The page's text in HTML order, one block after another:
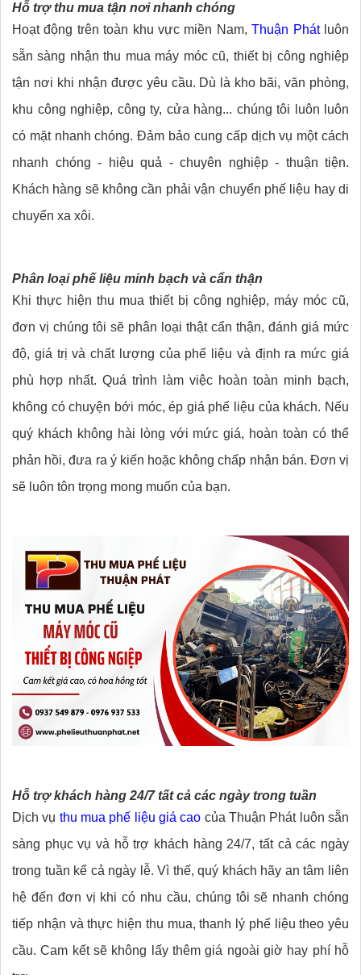
Hỗ trợ thu mua tận nơi nhanh chóng
Hoạt động trên toàn khu vực miền Nam,Thuận Phátluôn
sẵn sàng nhận thu mua máy móc cũ, thiết bị công nghiệp
tận nơi khi nhận được yêu cầu. Dù là kho bãi, văn phòng,
khu công nghiệp, công ty, cửa hàng... chúng tôi luôn luôn
có mặt nhanh chóng. Đảm bảo cung cấp dịch vụ một cách
nhanh chóng - hiệu quả - chuyên nghiệp - thuận tiện.
Khách hàng sẽ không cần phải vận chuyển phế liệu hay di
chuyển xa xôi.
Phân loại phế liệu minh bạch và cẩn thận
Khi thực hiện thu mua thiết bị công nghiệp, máy móc cũ,
đơn vị chúng tôi sẽ phân loại thật cẩn thận, đánh giá mức
độ, giá trị và chất lượng của phế liệu và định ra mức giá
phù hợp nhất. Quá trình làm việc hoàn toàn minh bạch,
không có chuyện bới móc, ép giá phế liệu của khách. Nếu
quý khách không hài lòng với mức giá, hoàn toàn có thể
phản hồi, đưa ra ý kiến hoặc không chấp nhận bán. Đơn vị
sẽ luôn tôn trọng mong muốn của bạn.
Hỗ trợ khách hàng 24/7 tất cả các ngày trong tuần
Dịch vụ thu mua phế liệu giá cao của Thuận Phát luôn sẵn
sàng phục vụ và hỗ trợ khách hàng 24/7, tất cả các ngày
trong tuần kể cả ngày lễ. Vì thế, quý khách hãy an tâm liên
hệ đến đơn vị khi có nhu cầu, chúng tôi sẽ nhanh chóng
tiếp nhận và thực hiện thu mua, thanh lý phế liệu theo yêu
cầu. Cam kết sẽ không lấy thêm giá ngoài giờ hay phí hỗ